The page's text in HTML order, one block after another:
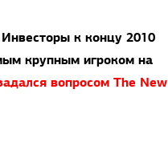
к концу 2010
крупным игроком на
вопросом The New